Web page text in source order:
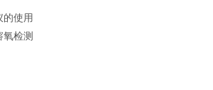
的使用
氧检测